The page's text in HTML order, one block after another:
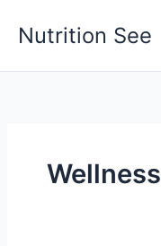
Nutrition See
Wellness